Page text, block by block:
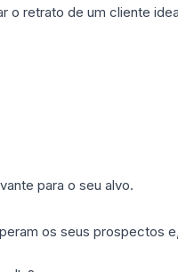
o retrato de um cliente
para o seu alvo.
os seus prospectos